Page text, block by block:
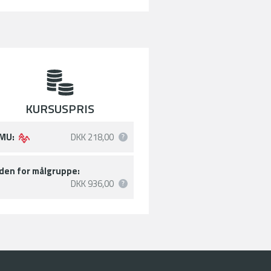
KURSUSPRIS
DKK 218,00
for målgruppe:
DKK 936,00